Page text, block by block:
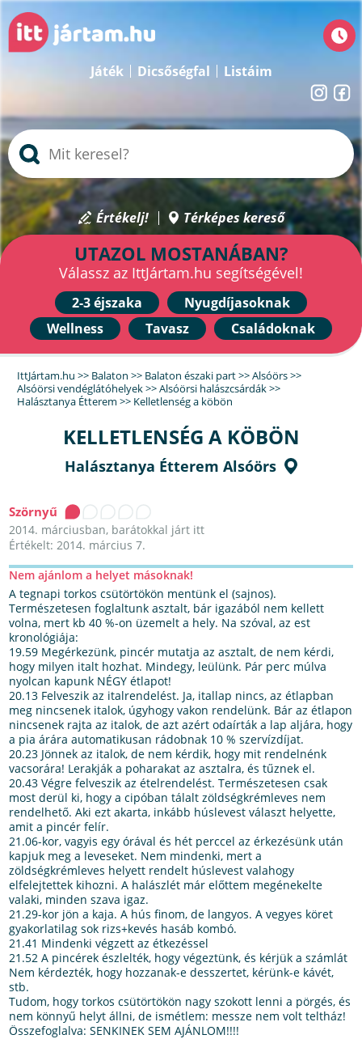
Játék Dicsőségfal Listáim
Értékelj! Térképes kereső
UTAZOL MOSTANÁBAN?
Válassz az IttJártam.hu segítségével!
2-3 éjszaka
Nyugdíjasoknak
Wellness
Tavasz Családoknak
IttJártam.hu >> Balaton >> Balaton északi part>>Alsóörs>>
Alsóörsi vendéglátóhelyek>>Alsóörsi halászcsárdák>>
Halásztanya Étterem >> Kelletlenség a köbön
KELLETLENSÉG A KÖBÖN
Halásztanya Étterem Alsóörs
Szörnyű
2014. márciusban, barátokkal járt itt
Értékelt: 2014. március 7.
Nem ajánlom a helyet másoknak!
A tegnapi torkos csütörtökön mentünk el (sajnos).
Természetesen foglaltunk asztalt, bár igazából nem kellett
volna, mert kb 40 %-on üzemelt a hely. Na szóval, az est
kronológiája:
19.59 Megérkezünk, pincér mutatja az asztalt, de nem kérdi,
hogy milyen italt hozhat. Mindegy, leülünk. Pár perc múlva
nyolcan kapunk NÉGY étlapot!
20.13 Felveszik az italrendelést. Ja, itallap nincs, az étlapban
meg nincsenek italok, úgyhogy vakon rendelünk. Bár az étlapon
nincsenek rajta az italok, de azt azért odaírták a lap aljára, hogy
a pia árára automatikusan rádobnak 10 % szervízdíjat.
20.23 Jönnek az italok, de nem kérdik, hogy mit rendelnénk
vacsorára! Lerakják a poharakat az asztalra, és tűznek el.
20.43 Végre felveszik az ételrendelést. Természetesen csak
most derül ki, hogy a cipóban tálalt zöldségkrémleves nem
rendelhető. Aki ezt akarta, inkább húslevest választ helyette,
amit a pincér felír.
21.06-kor, vagyis egy órával és hét perccel az érkezésünk után
kapjuk meg a leveseket. Nem mindenki, mert a
zöldségkrémleves helyett rendelt húslevest valahogy
elfelejtettek kihozni. A halászlét már előttem megénekelte
valaki, minden szava igaz.
21.29-kor jön a kaja. A hús finom, de langyos. A vegyes köret
gyakorlatilag sok rizs+kevés hasáb kombó.
21.41 Mindenki végzett az étkezéssel
21.52 A pincérek észlelték, hogy végeztünk, és kérjük a számlát
Nem kérdezték, hogy hozzanak-e desszertet, kérünk-e kávét,
stb.
Tudom, hogy torkos csütörtökön nagy szokott lenni a pörgés, és
nem könnyű helyt állni, de ismétlem: messze nem volt teltház!
Összefoglalva: SENKINEK SEM AJÁNLOM!!!!